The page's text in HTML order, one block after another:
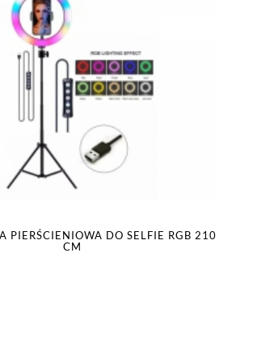
PIERŚCIENIOWA DO SELFIE RGB 210
CM